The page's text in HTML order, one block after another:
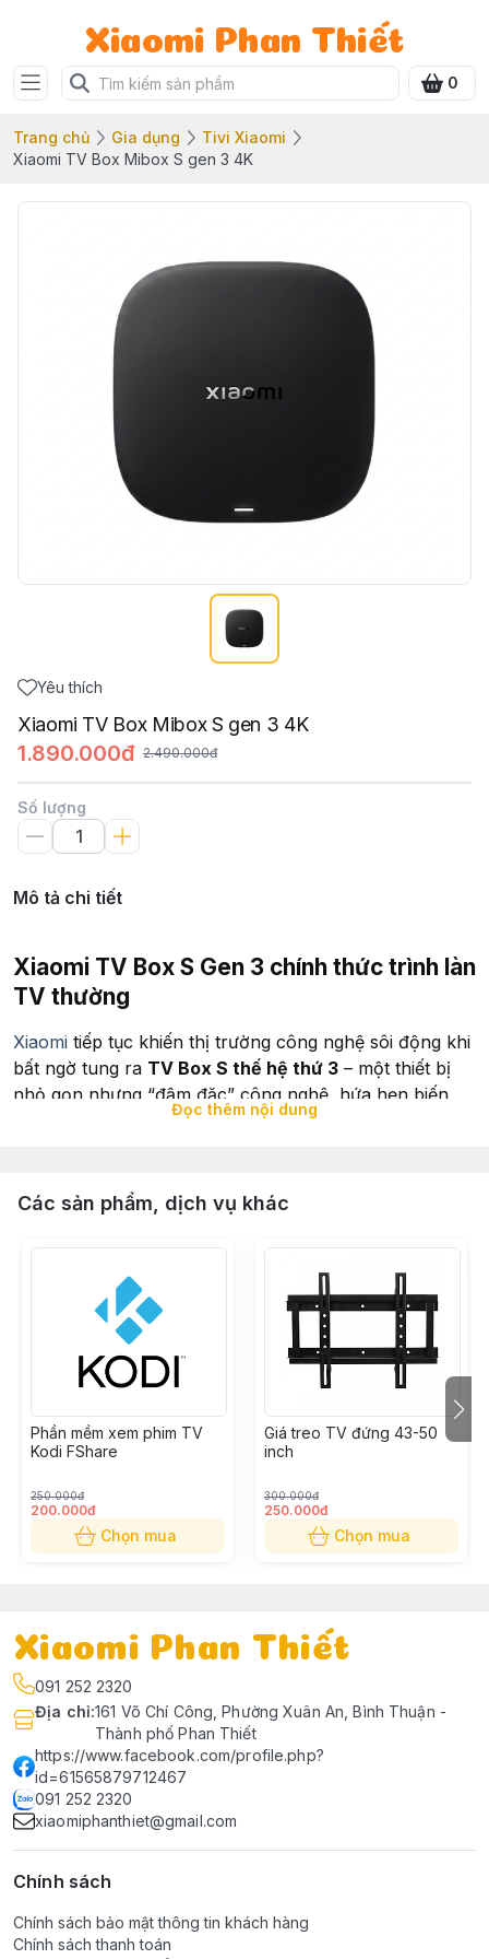
Xiaomi Phan Thiết
0
Trang chủ Gia dụng
Tivi Xiaomi
Xiaomi TV Box Mibox S gen 3 4K
Yêu thích
Xiaomi TV Box Mibox S gen 3 4K
1.890.000đ 2.490.000đ
Số lượng
Mô tả chi tiết
Xiaomi TV Box S Gen 3 chính thức trình
TV thường
Xiaomi tiếp tục khiến thị trường công nghệ sôi động khi
bất ngờ tung ra TV Box S thế hệ thứ 3 – một thiết bị
nhỏ gọn nhưng “đậm đặc” công nghệ, hứa hẹn biến
mọi chiếc TV cơ bản thành trung tâm giải trí hiện đại
Cấu hình nâng cấp mạnh mẽ – nhỏ mà có võ
Phiên bản mới mang trong mìnhbộ vi xử lý ARM 4
nhân (6nm), tốc độ lên đến
Đọc thêm nội dung
Các sản phẩm, dịch vụ khác
Phần mềm xem phim TV
Kodi FShare
250.000đ
200.000đ
Chọn mua
Giá treo TV đứng 43-50
inch
300.000đ
250.000đ
Chọn mua
Xiaomi Phan Thiết
091 252 2320
Địa chỉ:161 Võ Chí Công, Phường Xuân An, Bình Thuận -
Thành phố Phan Thiết
https://www.facebook.com/profile.php?
id=61565879712467
091 252 2320
xiaomiphanthiet@gmail.com
Chính sách
Chính sách bảo mật thông tin khách hàng
Chính sách thanh toán